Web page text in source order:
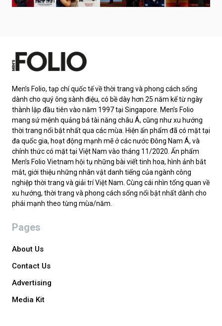
Men’s Folio, tạp chí quốc tế về thời trang và phong cách sống
dành cho quý ông sành điệu, có bề dày hơn 25 năm kể từ ngày
thành lập đầu tiên vào năm 1997 tại Singapore. Men’s Folio
mang sứ mệnh quảng bá tài năng châu Á, cũng như xu hướng
thời trang nổi bật nhất qua các mùa. Hiện ấn phẩm đã có mặt tại
đa quốc gia, hoạt động mạnh mẽ ở các nước Đông Nam Á, và
chính thức có mặt tại Việt Nam vào tháng 11/2020. Ấn phẩm
Men’s Folio Vietnam hội tụ những bài viết tinh hoa, hình ảnh bắt
mắt, giới thiệu những nhân vật danh tiếng của ngành công
nghiệp thời trang và giải trí Việt Nam. Cùng cái nhìn tổng quan về
xu hướng, thời trang và phong cách sống nổi bật nhất dành cho
phái mạnh theo từng mùa/năm.
Pages
About Us
Contact Us
Advertising
Media Kit